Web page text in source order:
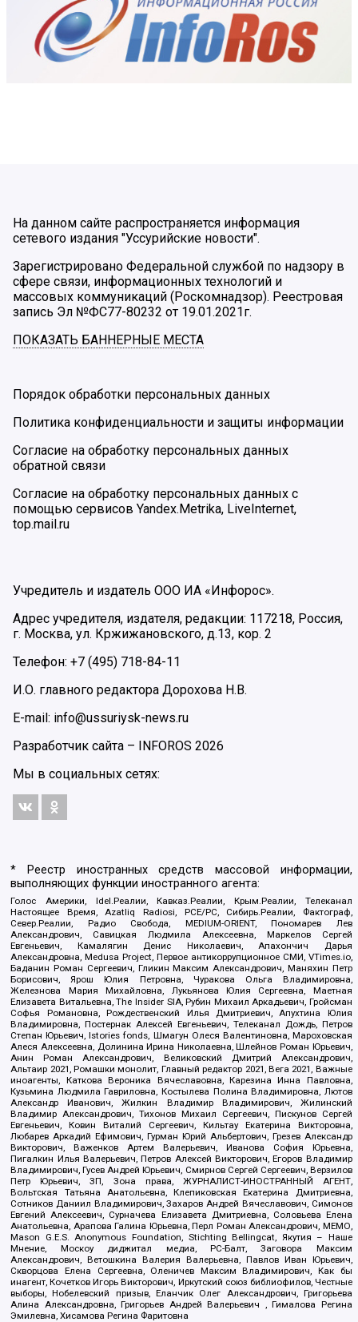
На данном сайте распространяется информация
сетевого издания "Уссурийские новости".
Зарегистрировано Федеральной службой по надзору в
сфере связи, информационных технологий и
массовых коммуникаций (Роскомнадзор). Реестровая
запись Эл №ФС77-80232 от 19.01.2021г.
ПОКАЗАТЬ БАННЕРНЫЕ МЕСТА
Порядок обработки персональных данных
Политика конфиденциальности и защиты информации
Согласие на обработку персональных данных
обратной связи
Согласие на обработку персональных данных с
помощью сервисов Yandex.Metrika, LiveInternet,
top.mail.ru
Учредитель и издатель ООО ИА «Инфорос».
Адрес учредителя, издателя, редакции: 117218, Россия,
г. Москва, ул. Кржижановского, д.13, кор. 2
Телефон: +7 (495) 718-84-11
И.О. главного редактора Дорохова Н.В.
E-mail: info@ussuriysk-news.ru
Разработчик сайта –
INFOROS 2026
Мы в социальных сетях:
* Реестр иностранных средств массовой информации,
выполняющих функции иностранного агента:
Голос Америки, Idel.Реалии, Кавказ.Реалии, Крым.Реалии, Телеканал
Настоящее Время, Azatliq Radiosi, PCE/PC, Сибирь.Реалии, Фактограф,
Север.Реалии, Радио Свобода, MEDIUM-ORIENT, Пономарев Лев
Александрович, Савицкая Людмила Алексеевна, Маркелов Сергей
Евгеньевич, Камалягин Денис Николаевич, Апахончич Дарья
Александровна, Medusa Project, Первое антикоррупционное СМИ, VTimes.io,
Баданин Роман Сергеевич, Гликин Максим Александрович, Маняхин Петр
Борисович, Ярош Юлия Петровна, Чуракова Ольга Владимировна,
Железнова Мария Михайловна, Лукьянова Юлия Сергеевна, Маетная
Елизавета Витальевна, The Insider SIA, Рубин Михаил Аркадьевич, Гройсман
Софья Романовна, Рождественский Илья Дмитриевич, Апухтина Юлия
Владимировна, Постернак Алексей Евгеньевич, Телеканал Дождь, Петров
Степан Юрьевич, Istories fonds, Шмагун Олеся Валентиновна, Мароховская
Алеся Алексеевна, Долинина Ирина Николаевна, Шлейнов Роман Юрьевич,
Анин Роман Александрович, Великовский Дмитрий Александрович,
Альтаир 2021, Ромашки монолит, Главный редактор 2021, Вега 2021, Важные
иноагенты, Каткова Вероника Вячеславовна, Карезина Инна Павловна,
Кузьмина Людмила Гавриловна, Костылева Полина Владимировна, Лютов
Александр Иванович, Жилкин Владимир Владимирович, Жилинский
Владимир Александрович, Тихонов Михаил Сергеевич, Пискунов Сергей
Евгеньевич, Ковин Виталий Сергеевич, Кильтау Екатерина Викторовна,
Любарев Аркадий Ефимович, Гурман Юрий Альбертович, Грезев Александр
Викторович, Важенков Артем Валерьевич, Иванова София Юрьевна,
Пигалкин Илья Валерьевич, Петров Алексей Викторович, Егоров Владимир
Владимирович, Гусев Андрей Юрьевич, Смирнов Сергей Сергеевич, Верзилов
Петр Юрьевич, ЗП, Зона права, ЖУРНАЛИСТ-ИНОСТРАННЫЙ АГЕНТ,
Вольтская Татьяна Анатольевна, Клепиковская Екатерина Дмитриевна,
Сотников Даниил Владимирович, Захаров Андрей Вячеславович, Симонов
Евгений Алексеевич, Сурначева Елизавета Дмитриевна, Соловьева Елена
Анатольевна, Арапова Галина Юрьевна, Перл Роман Александрович, МЕМО,
Mason G.E.S. Anonymous Foundation, Stichting Bellingcat, Якутия – Наше
Мнение, Москоу диджитал медиа, РС-Балт, Заговора Максим
Александрович, Ветошкина Валерия Валерьевна, Павлов Иван Юрьевич,
Скворцова Елена Сергеевна, Оленичев Максим Владимирович, Как бы
инагент, Кочетков Игорь Викторович, Иркутский союз библиофилов, Честные
выборы, Нобелевский призыв, Еланчик Олег Александрович, Григорьева
Алина Александровна, Григорьев Андрей Валерьевич , Гималова Регина
Эмилевна, Хисамова Регина Фаритовна